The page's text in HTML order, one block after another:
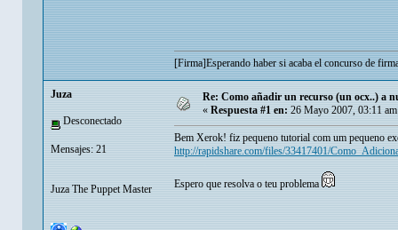
[Firma]Esperando haber si acaba el concurso de
Juza
Desconectado
Mensajes: 21
Juza The Puppet Master
Re: Como añadir un recurso (un ocx..) a
« Respuesta #1 en: 26 Mayo 2007, 03:11
Bem Xerok! fiz pequeno tutorial com um pequeno
http://rapidshare.com/files/33417401/
Espero que resolva o teu problema